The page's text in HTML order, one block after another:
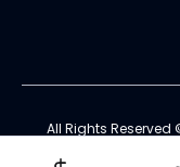
All Rights Reserved